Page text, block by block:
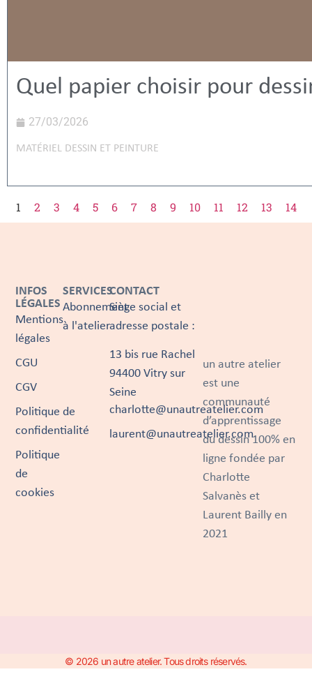
Quel papier choisir pour
27/03/2026
MATÉRIEL DESSIN ET PEINTURE
1 2 3 4 5 6 7 8 9 10 11 12 13 14
un autre atelier
est une
communauté
d’apprentissage
du dessin 100% en
ligne fondée par
Charlotte
Salvanès et
Laurent Bailly en
2021
SERVICES
Abonnement
à l'atelier
INFOS
LÉGALES
Mentions
légales
CGU
CGV
Politique de
confidentialité
Politique
de
cookies
CONTACT
Siège social et
adresse postale :
13 bis rue Rachel
94400 Vitry sur
Seine
charlotte@unautreatelier.com
laurent@unautreatelier.com
© 2026 un autre atelier. Tous droits réservés.